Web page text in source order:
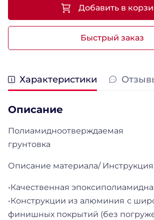
Быстрый заказ
Добавить в
Характеристики
Описание
Полиамидноотверждаемая
грунтовка
Описание материала/
•Качественная
•Конструкции из алюминия с
финишных покрытий (без